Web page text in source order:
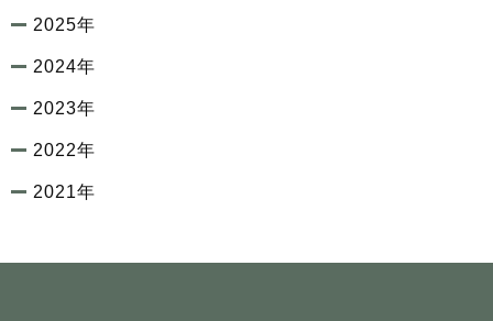
2025年
2024年
2023年
2022年
2021年